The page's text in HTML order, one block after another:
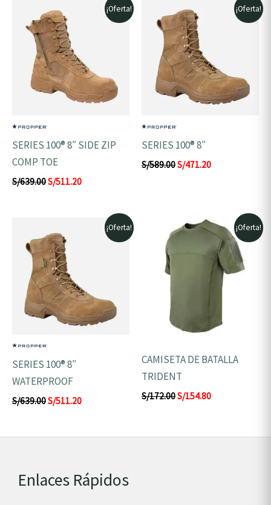
¡Oferta!
SERIES 100® 8″ SIDE ZIP
COMP TOE
S/639.00
precio
original
era:
S/639.00.
S/511.20
precio
¡Oferta!
SERIES 100® 8″
S/589.00
precio
original
era:
S/589.00.
S/471.20
precio
¡Oferta!
SERIES 100® 8″
WATERPROOF
S/639.00
precio
original
era:
S/639.00.
S/511.20
precio
¡Oferta!
CAMISETA DE BATALLA
TRIDENT
S/172.00
El
precio
S/172.00.
S/154.80
El
precio
actual
es:
S/154.80.
Enlaces Rápidos